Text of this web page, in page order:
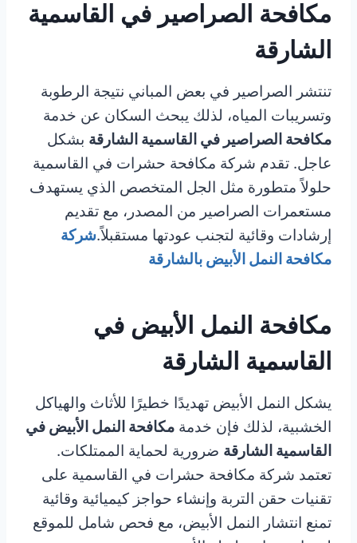
مكافحة الصراصير في القاسمية
الشارقة
تنتشر الصراصير في بعض المباني نتيجة الرطوبة
وتسريبات المياه، لذلك يبحث السكان عن خدمة
مكافحة الصراصير في القاسمية الشارقة بشكل
عاجل. تقدم شركة مكافحة حشرات في القاسمية
حلولاً متطورة مثل الجل المتخصص الذي يستهدف
مستعمرات الصراصير من المصدر، مع تقديم
إرشادات وقائية لتجنب عودتها مستقبلاً.شركة
مكافحة النمل الأبيض بالشارقة
مكافحة النمل الأبيض في
القاسمية الشارقة
يشكل النمل الأبيض تهديدًا خطيرًا للأثاث والهياكل
الخشبية، لذلك فإن خدمة مكافحة النمل الأبيض في
القاسمية الشارقة ضرورية لحماية الممتلكات.
تعتمد شركة مكافحة حشرات في القاسمية على
تقنيات حقن التربة وإنشاء حواجز كيميائية وقائية
تمنع انتشار النمل الأبيض، مع فحص شامل للموقع